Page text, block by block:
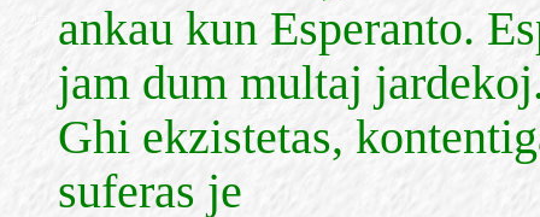
ankau kun Esperanto.
jam dum multaj
Ghi ekzistetas,
suferas je